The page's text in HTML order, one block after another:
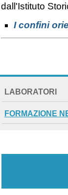
dall'Istituto
I confini
EXTENDED
LABORATORI
FORMAZIONE